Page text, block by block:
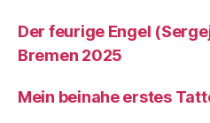
Der feurige Engel
Bremen 2025
Mein beinahe erstes